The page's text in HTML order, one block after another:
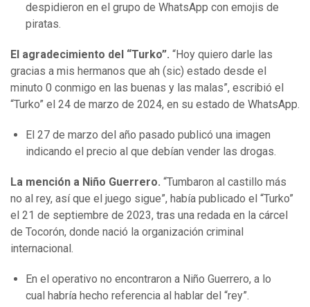
despidieron en el grupo de WhatsApp con emojis de
piratas.
El agradecimiento del “Turko”. “Hoy quiero darle las
gracias a mis hermanos que ah (sic) estado desde el
minuto 0 conmigo en las buenas y las malas”, escribió el
“Turko” el 24 de marzo de 2024, en su estado de WhatsApp.
El 27 de marzo del año pasado publicó una imagen
indicando el precio al que debían vender las drogas.
La mención a Niño Guerrero. “Tumbaron al castillo más
no al rey, así que el juego sigue”, había publicado el “Turko”
el 21 de septiembre de 2023, tras una redada en la cárcel
de Tocorón, donde nació la organización criminal
internacional.
En el operativo no encontraron a Niño Guerrero, a lo
cual habría hecho referencia al hablar del “rey”.